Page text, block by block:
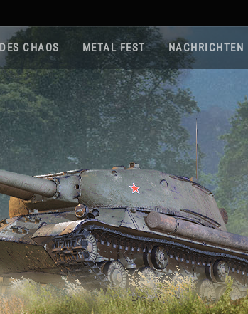
CHAOS METAL FEST NACHRICHTEN